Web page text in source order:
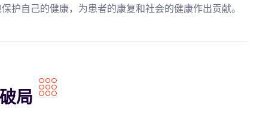
护自己的健康，为患者的康复和社会的健康作出贡献。
局